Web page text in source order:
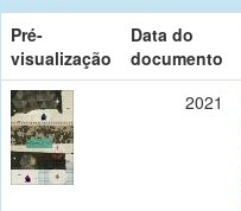
Pré-
visualização
Data do
documento
2021